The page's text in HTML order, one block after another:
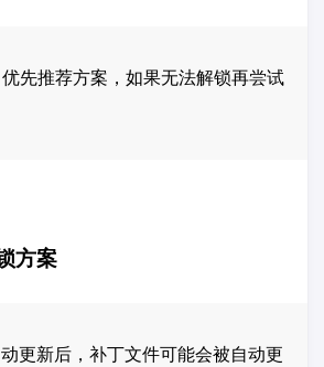
优先推荐方案，如果无法解锁再尝试
方案
更新后，补丁文件可能会被自动更